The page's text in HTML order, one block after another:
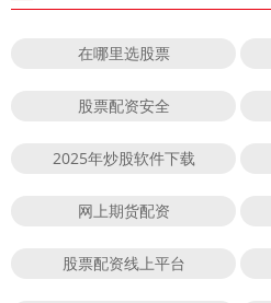
在哪里选股票
股票配资安全
2025年炒股软件下载
网上期货配资
股票配资线上平台